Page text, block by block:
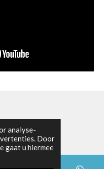
analyse-
Door
gaat u hiermee